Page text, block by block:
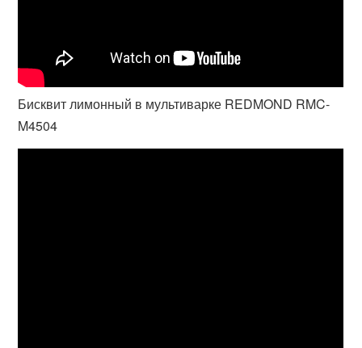
Бисквит лимонный в мультиварке REDMOND RMC-
M4504